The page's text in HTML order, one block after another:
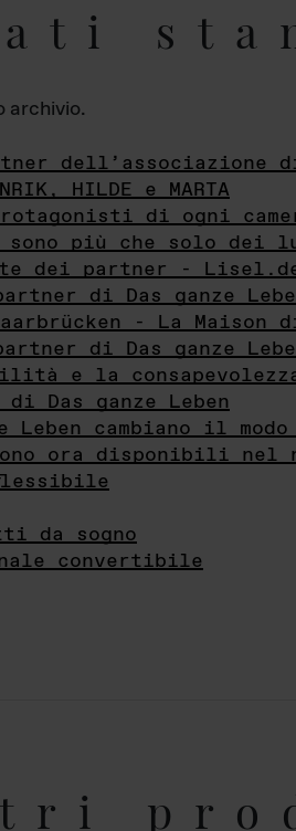
archivio.
dell’associazione
HILDE e MARTA
i protagonisti di ogni
sono più che solo
dei partner -
di Das ganze
- La Maison
di Das ganze
e la
Das ganze Leben
cambiano il
ora disponibili nel
da sogno
convertibile